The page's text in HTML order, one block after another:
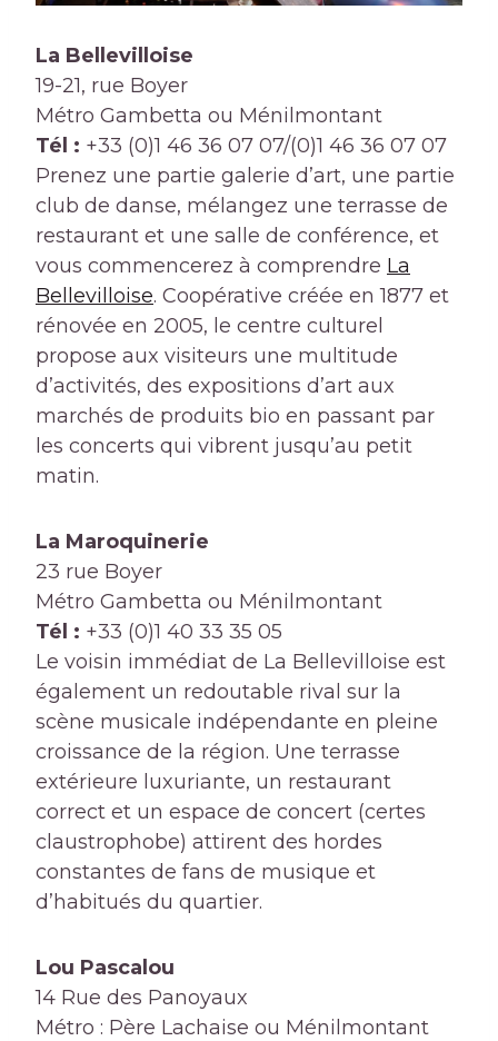
La Bellevilloise
19-21, rue Boyer
Métro Gambetta ou Ménilmontant
Tél : +33 (0)1 46 36 07 07/(0)1 46 36 07 07
Prenez une partie galerie d’art, une partie
club de danse, mélangez une terrasse de
restaurant et une salle de conférence, et
vous commencerez à comprendre La
Bellevilloise. Coopérative créée en 1877 et
rénovée en 2005, le centre culturel
propose aux visiteurs une multitude
d’activités, des expositions d’art aux
marchés de produits bio en passant par
les concerts qui vibrent jusqu’au petit
matin.
La Maroquinerie
23 rue Boyer
Métro Gambetta ou Ménilmontant
Tél : +33 (0)1 40 33 35 05
Le voisin immédiat de La Bellevilloise est
également un redoutable rival sur la
scène musicale indépendante en pleine
croissance de la région. Une terrasse
extérieure luxuriante, un restaurant
correct et un espace de concert (certes
claustrophobe) attirent des hordes
constantes de fans de musique et
d’habitués du quartier.
Lou Pascalou
14 Rue des Panoyaux
Métro : Père Lachaise ou Ménilmontant